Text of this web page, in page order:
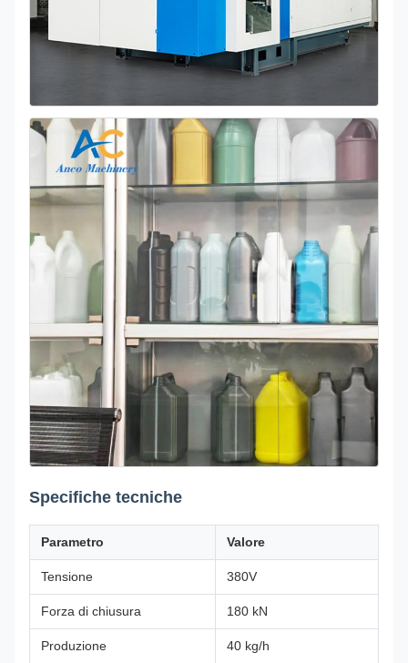
Specifiche tecniche
Parametro Valore
Tensione 380V
Forza di chiusura 180 kN
Produzione 40 kg/h